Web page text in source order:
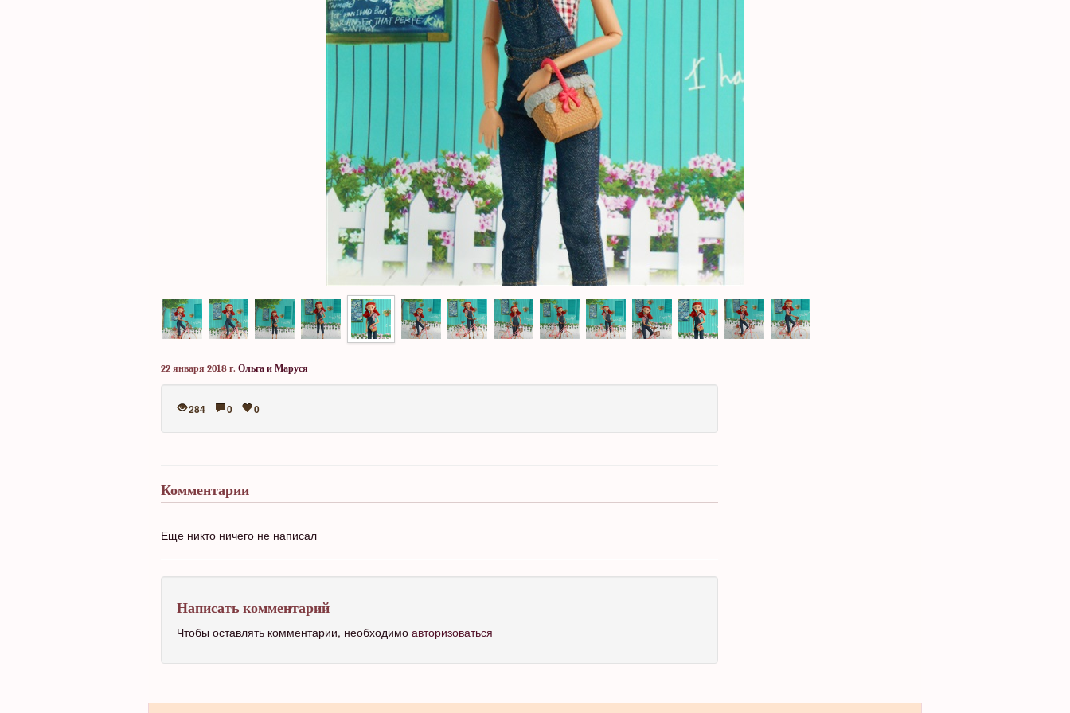
22 января 2018 г. Ольга и Маруся
284 0 0
Комментарии
Еще никто ничего не написал
Написать комментарий
Чтобы оставлять комментарии, необходимо авторизоваться